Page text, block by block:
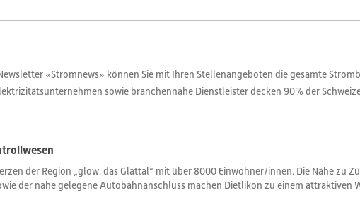
«Stromnews» können Sie mit Ihren Stellenangeboten die gesamte
sowie branchennahe Dienstleister decken 90% der
der Region „glow. das Glattal“ mit über 8000 Einwohner/innen. Die Nähe zu
der nahe gelegene Autobahnanschluss machen Dietlikon zu einem attraktiven